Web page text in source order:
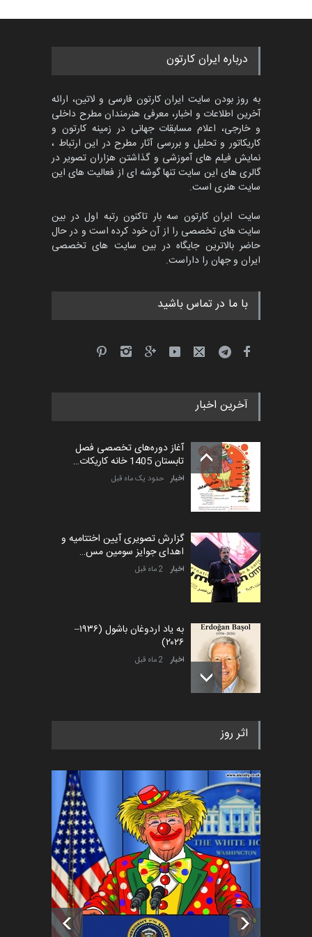
مسابقۀ بین‌المللی کارتون و
کاریکاتور «البغلی…
پنجمین مسابقۀ بین‌المللی
کارتون CARTUNION ، …
مهلت 3 ماه دیگر
جشنواره بین‌المللی کارتون
مدارس پرتغال، ۲۰۲۷
مهلت
مهلت
گالری حدود یک ماه قبل
درباره ایران کارتون
به روز بودن سایت ایران کارتون فارسی و لاتین، ارائه
آخرین اطلاعات و اخبار، معرفی هنرمندان مطرح داخلی
و خارجی، اعلام مسابقات جهانی در زمینه کارتون و
کاریکاتور و تحلیل و بررسی آثار مطرح در این ارتباط ،
نمایش فیلم های آموزشی و گذاشتن هزاران تصویر در
گالری های این سایت تنها گوشه ای از فعالیت های این
سایت هنری است.
سایت ایران کارتون سه بار تاکنون رتبه اول در بین
سایت های تخصصی را از آن خود کرده است و در حال
حاضر بالاترین جایگاه در بین سایت های تخصصی
ایران و جهان را داراست.
با ما در تماس باشید
آخرین اخبار
آغاز دوره‌های تخصصی فصل
تابستان 1405 خانه کاریکات…
اخبار حدود یک ماه قبل
گزارش تصویری آیین اختتامیه و
اهدای جوایز سومین مس…
اخبار 2 ماه قبل
به یاد اردوغان باشول (۱۹۳۶–
۲۰۲۶)
اخبار 2 ماه قبل
رویداد کارگاهی کارتون و پوستر
اخبار 6 ماه قبل
فراخوان رویداد کارگاهی کارتون و
پوستر "ایران سربل…
اخبار 6 ماه قبل
تسلیت به همکار | سهراب خیری
اخبار 6 ماه قبل
اثر روز